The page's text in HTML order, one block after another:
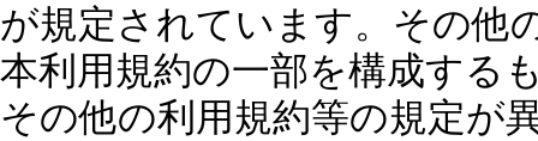
が規定されています。その他
本利用規約の一部を構成する
その他の利用規約等の規定が